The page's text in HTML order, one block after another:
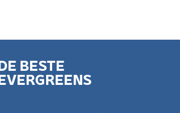
DE BESTE
EVERGREENS